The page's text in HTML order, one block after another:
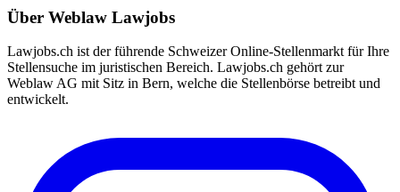
Über Weblaw Lawjobs
Lawjobs.ch ist der führende Schweizer Online-Stellenmarkt für Ihre
Stellensuche im juristischen Bereich. Lawjobs.ch gehört zur
Weblaw AG mit Sitz in Bern, welche die Stellenbörse betreibt und
entwickelt.